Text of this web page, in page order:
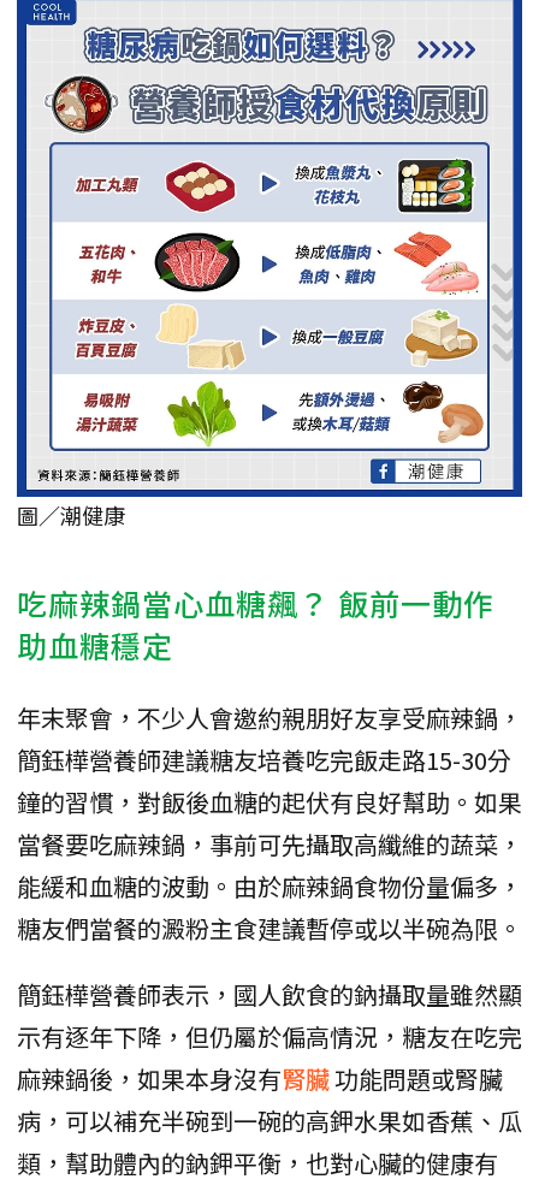
圖／潮健康
吃麻辣鍋當心血糖飆？ 飯前一動作
助血糖穩定
年末聚會，不少人會邀約親朋好友享受麻辣鍋，
簡鈺樺營養師建議糖友培養吃完飯走路15-30分
鐘的習慣，對飯後血糖的起伏有良好幫助。如果
當餐要吃麻辣鍋，事前可先攝取高纖維的蔬菜，
能緩和血糖的波動。由於麻辣鍋食物份量偏多，
糖友們當餐的澱粉主食建議暫停或以半碗為限。
簡鈺樺營養師表示，國人飲食的鈉攝取量雖然顯
示有逐年下降，但仍屬於偏高情況，糖友在吃完
麻辣鍋後，如果本身沒有腎臟功能問題或腎臟
病，可以補充半碗到一碗的高鉀水果如香蕉、瓜
類，幫助體內的鈉鉀平衡，也對心臟的健康有